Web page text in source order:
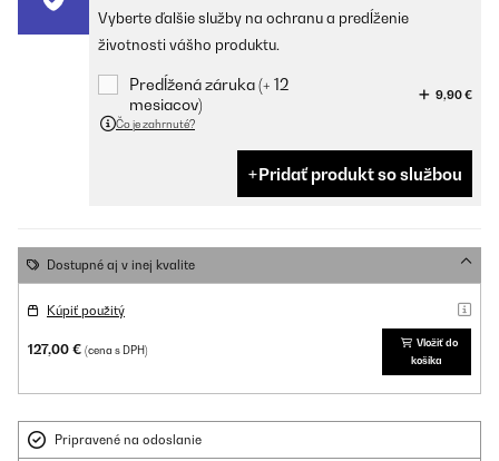
Vyberte ďalšie služby na ochranu a predĺženie
životnosti vášho produktu.
Predĺžená záruka (+ 12
mesiacov)
9,90 €
Čo je zahrnuté?
Pridať produkt so službou
Dostupné aj v inej kvalite
Kúpiť použitý
127,00 € (cena s DPH)
Vložiť do
košíka
Pripravené na odoslanie